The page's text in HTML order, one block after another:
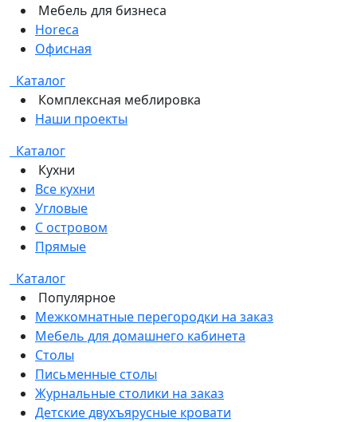
Мебель для бизнеса
Horeca
Офисная
Каталог
Комплексная меблировка
Наши проекты
Каталог
Кухни
Все кухни
Угловые
С островом
Прямые
Каталог
Популярное
Межкомнатные перегородки на заказ
Мебель для домашнего кабинета
Столы
Письменные столы
Журнальные столики на заказ
Детские двухъярусные кровати